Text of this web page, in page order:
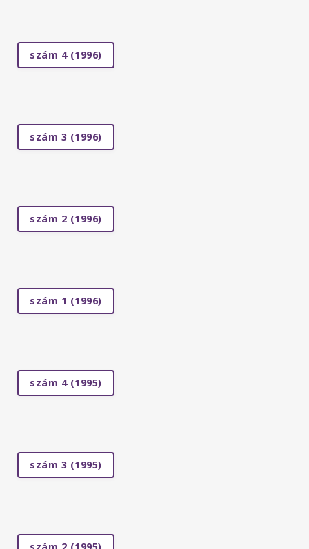
szám 4 (1996)
szám 3 (1996)
szám 2 (1996)
szám 1 (1996)
szám 4 (1995)
szám 3 (1995)